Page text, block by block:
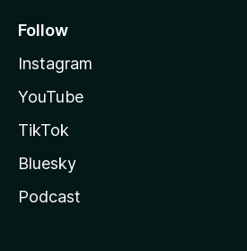
Follow
Instagram
YouTube
TikTok
Bluesky
Podcast